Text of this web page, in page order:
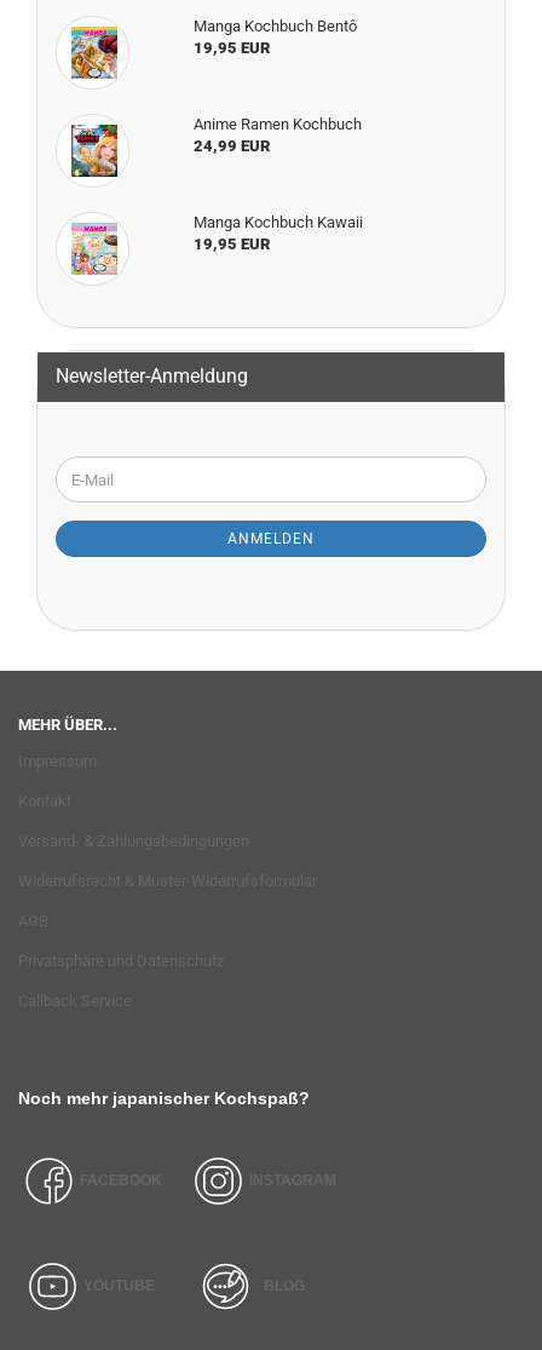
Manga Kochbuch Bentô
19,95 EUR
Anime Ramen Kochbuch
24,99 EUR
Manga Kochbuch Kawaii
19,95 EUR
Newsletter-Anmeldung
WEITER
ZUR
ANMELDUNG
E-
Mail
ANMELDEN
MEHR ÜBER...
Impressum
Kontakt
Versand- & Zahlungsbedingungen
Widerrufsrecht & Muster-Widerrufsformular
AGB
Privatsphäre und Datenschutz
Callback Service
Noch mehr japanischer Kochspaß?
FACEBOOK INSTAGRAM
YOUTUBE BLOG